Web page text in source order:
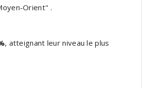
Orient" .
, atteignant leur niveau le plus